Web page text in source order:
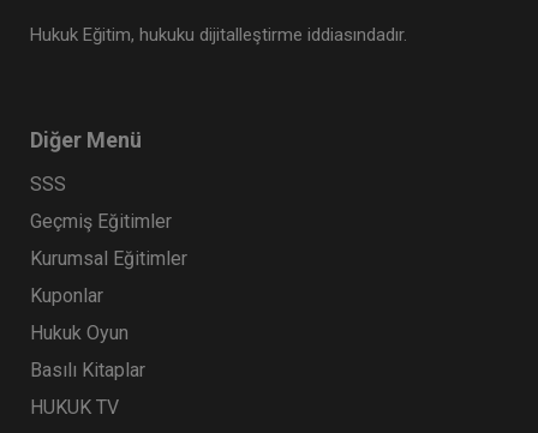
Hukuk Eğitim, hukuku dijitalleştirme iddiasındadır.
Diğer Menü
SSS
Geçmiş Eğitimler
Kurumsal Eğitimler
Kuponlar
Hukuk Oyun
Basılı Kitaplar
HUKUK TV